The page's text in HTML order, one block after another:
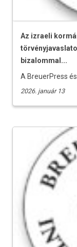
Az izraeli
bizalommal...
A BreuerPress
2026. január 13